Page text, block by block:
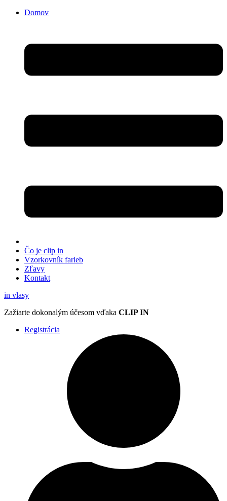
Domov
Čo je clip in
Vzorkovník farieb
Zľavy
Kontakt
in vlasy
Zažiarte dokonalým účesom vďaka CLIP IN
Registrácia